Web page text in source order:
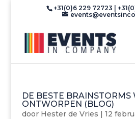
+31(0)6 229 72723 |
DE BESTE BRAINSTORMS
ONTWORPEN (BLOG)
door Hester de Vries | 12